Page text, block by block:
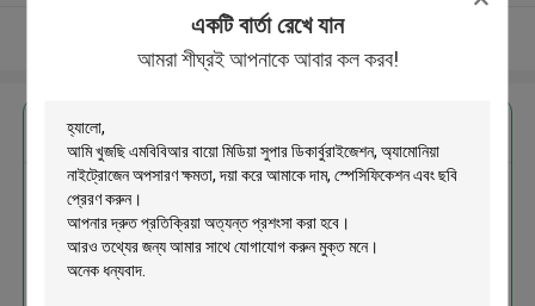
একটি বার্তা রেখে যান
আমরা শীঘ্রই আপনাকে আবার কল করব!
আরো দেখুন
অ্যামোনিয়া নাইট্রোজেন অপসারণ ক্ষমতা